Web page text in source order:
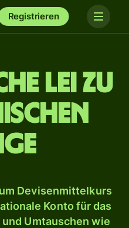
Registrieren
Lei zu
Devisenmittelkurs
Konto für das
Umtauschen wie